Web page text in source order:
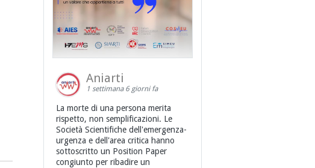
Aniarti
1 settimana 6 giorni fa
La morte di una persona merita
rispetto, non semplificazioni. Le
Società Scientifiche dell'emergenza-
urgenza e dell'area critica hanno
sottoscritto un Position Paper
congiunto per ribadire un